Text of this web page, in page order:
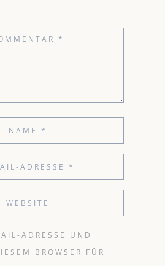
ADRESSE UND
BROWSER FÜR